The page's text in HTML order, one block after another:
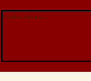
Veuillez patienter...